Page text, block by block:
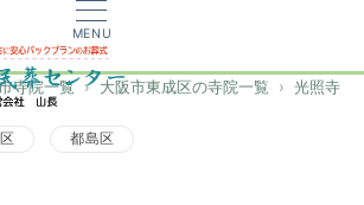
MENU
寺院一覧 大阪市東成区の寺院一覧 光照寺
都島区